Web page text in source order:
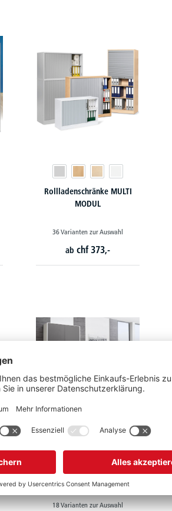
Rollladenschränke MULTI
MODUL
36 Varianten zur Auswahl
ab chf 373,-
Flügeltürenschränke EVO
18 Varianten zur Auswahl